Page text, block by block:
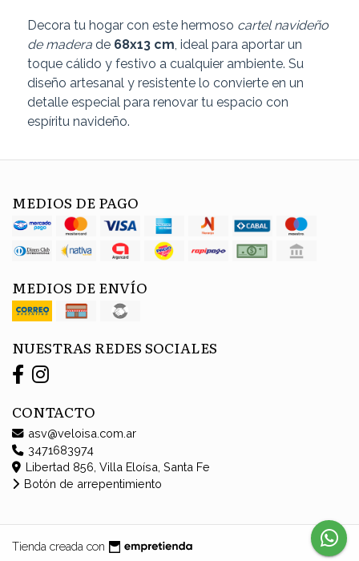
Decora tu hogar con este hermoso cartel navideño
de maderade 68x13 cm , ideal para aportar un
toque cálido y festivo a cualquier ambiente. Su
diseño artesanal y resistente lo convierte en un
detalle especial para renovar tu espacio con
espíritu navideño.
MEDIOS DE PAGO
MEDIOS DE ENVÍO
NUESTRAS REDES SOCIALES
CONTACTO
asv@veloisa.com.ar
3471683974
Libertad 856, Villa Eloísa, Santa Fe
Botón de arrepentimiento
Tienda creada con